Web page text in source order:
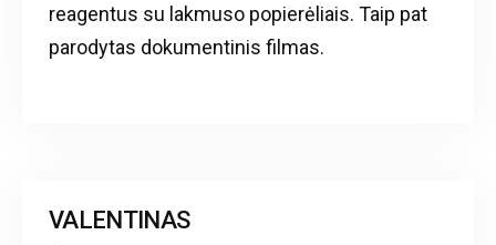
reagentus su lakmuso popierėliais. Taip pat
parodytas dokumentinis filmas.
VALENTINAS